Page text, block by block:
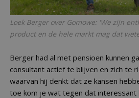
Loek Berger over Gomowe: 'We zijn
product en de hele markt mag dat
Berger had al met pensioen kunnen
consultant actief te blijven en zich te
waarvan hij denkt dat ze kansen
toe kom je wat tegen dat interessant